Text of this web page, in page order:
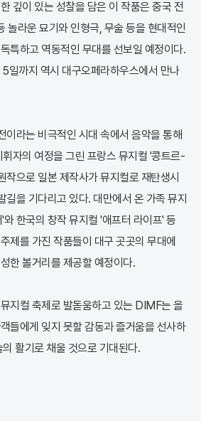
깊이 있는 성찰을 담은 이 작품은 중국 전
놀라운 묘기와 인형극, 무술 등을 현대적인
특하고 역동적인 무대를 선보일 예정이다.
일까지 역시 대구오페라하우스에서 만나
이라는 비극적인 시대 속에서 음악을 통해
자의 여정을 그린 프랑스 뮤지컬 '콩트르-
작으로 일본 제작사가 뮤지컬로 재탄생시
길을 기다리고 있다. 대만에서 온 가족 뮤지
한국의 창작 뮤지컬 '애프터 라이프' 등
제를 가진 작품들이 대구 곳곳의 무대에
한 볼거리를 제공할 예정이다.
지컬 축제로 발돋움하고 있는 DIMF는 올
들에게 잊지 못할 감동과 즐거움을 선사하
활기로 채울 것으로 기대된다.